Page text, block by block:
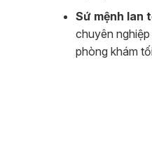
Sứ mệnh lan
chuyên
phòng khám